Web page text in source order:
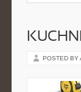
POSTED BY